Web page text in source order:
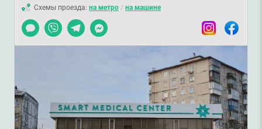
Схемы проезда: на метро / на машине
Чат
Viber TelegramMessenger InstagramFacebook